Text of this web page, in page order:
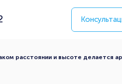
расстоянии и высоте делается